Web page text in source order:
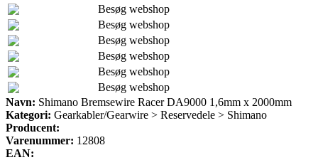
Besøg webshop
Besøg webshop
Besøg webshop
Besøg webshop
Besøg webshop
Besøg webshop
Navn: Shimano Bremsewire Racer DA9000 1,6mm x 2000mm
Kategori: Gearkabler/Gearwire > Reservedele > Shimano
Producent:
Varenummer: 12808
EAN: